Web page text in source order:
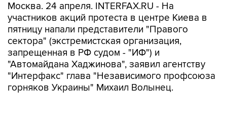
Москва. 24 апреля. INTERFAX.RU - На
участников акций протеста в центре Киева в
пятницу напали представители "Правого
сектора" (экстремистская организация,
запрещенная в РФ судом - "ИФ") и
"Автомайдана Хаджинова", заявил агентству
"Интерфакс" глава "Независимого профсоюза
горняков Украины" Михаил Волынец.